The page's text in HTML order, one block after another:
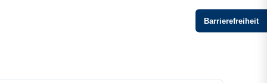
Barrierefreiheit